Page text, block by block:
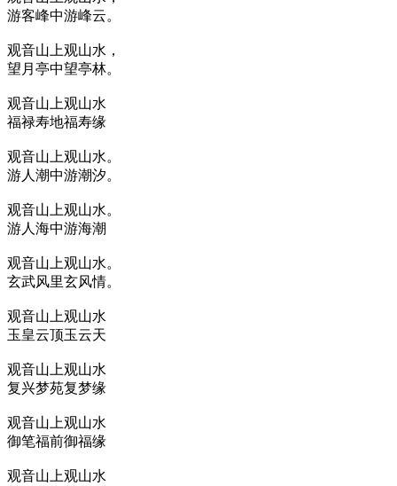
游客峰中游峰云。
观音山上观山水，
望月亭中望亭林。
观音山上观山水
福禄寿地福寿缘
观音山上观山水。
游人潮中游潮汐。
观音山上观山水。
游人海中游海潮
观音山上观山水。
玄武风里玄风情。
观音山上观山水
玉皇云顶玉云天
观音山上观山水
复兴梦苑复梦缘
观音山上观山水
御笔福前御福缘
观音山上观山水